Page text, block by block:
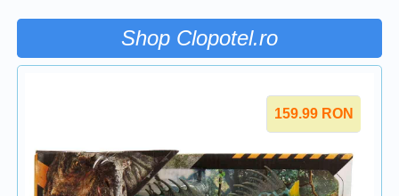
Shop Clopotel.ro
159.99 RON